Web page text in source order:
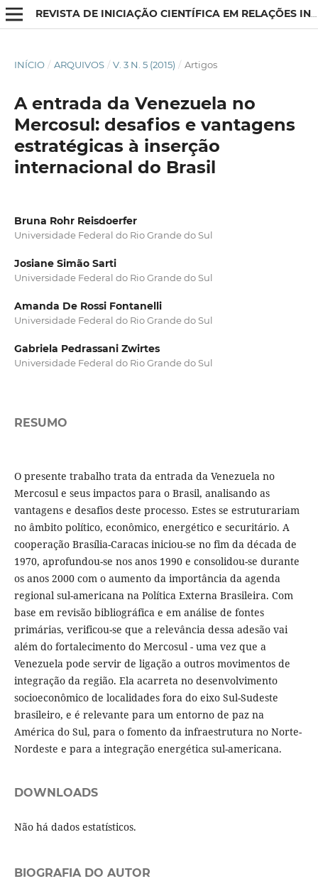
REVISTA DE INICIAÇÃO CIENTÍFICA EM RELAÇÕES INTERNACIONAIS
INÍCIO / ARQUIVOS / V. 3 N. 5 (2015) / Artigos
A entrada da Venezuela no
Mercosul: desafios e vantagens
estratégicas à inserção
internacional do Brasil
Bruna Rohr Reisdoerfer
Universidade Federal do Rio Grande do Sul
Josiane Simão Sarti
Universidade Federal do Rio Grande do Sul
Amanda De Rossi Fontanelli
Universidade Federal do Rio Grande do Sul
Gabriela Pedrassani Zwirtes
Universidade Federal do Rio Grande do Sul
RESUMO
O presente trabalho trata da entrada da Venezuela no
Mercosul e seus impactos para o Brasil, analisando as
vantagens e desafios deste processo. Estes se estruturariam
no âmbito político, econômico, energético e securitário. A
cooperação Brasília-Caracas iniciou-se no fim da década de
1970, aprofundou-se nos anos 1990 e consolidou-se durante
os anos 2000 com o aumento da importância da agenda
regional sul-americana na Política Externa Brasileira. Com
base em revisão bibliográfica e em análise de fontes
primárias, verificou-se que a relevância dessa adesão vai
além do fortalecimento do Mercosul - uma vez que a
Venezuela pode servir de ligação a outros movimentos de
integração da região. Ela acarreta no desenvolvimento
socioeconômico de localidades fora do eixo Sul-Sudeste
brasileiro, e é relevante para um entorno de paz na
América do Sul, para o fomento da infraestrutura no Norte-
Nordeste e para a integração energética sul-americana.
DOWNLOADS
Não há dados estatísticos.
BIOGRAFIA DO AUTOR